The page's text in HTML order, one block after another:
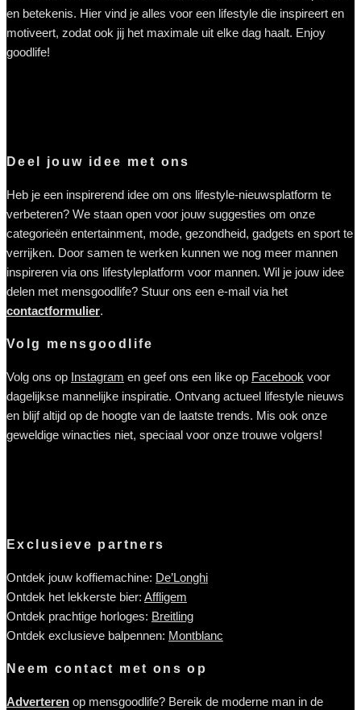
en betekenis. Hier vind je alles voor een lifestyle die inspireert en
motiveert, zodat ook jij het maximale uit elke dag haalt. Enjoy
goodlife!
Deel jouw idee met ons
Heb je een inspirerend idee om ons lifestyle-nieuwsplatform te
verbeteren? We staan open voor jouw suggesties om onze
categorieën entertainment, mode, gezondheid, gadgets en sport te
verrijken. Door samen te werken kunnen we nog meer mannen
inspireren via ons lifestyleplatform voor mannen. Wil je jouw idee
delen met mensgoodlife? Stuur ons een e-mail via het
contactformulier.
Volg mensgoodlife
Volg ons op Instagram en geef ons een like op Facebook voor
dagelijkse mannelijke inspiratie. Ontvang actueel lifestyle nieuws
en blijf altijd op de hoogte van de laatste trends. Mis ook onze
geweldige winacties niet, speciaal voor onze trouwe volgers!
Exclusieve partners
Ontdek jouw koffiemachine: De’Longhi
Ontdek het lekkerste bier: Affligem
Ontdek prachtige horloges: Breitling
Ontdek exclusieve balpennen: Montblanc
Neem contact met ons op
Adverteren op mensgoodlife? Bereik de moderne man in de